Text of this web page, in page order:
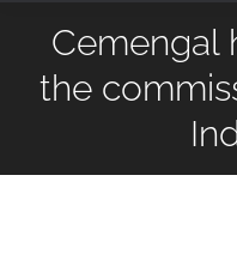
Cemengal
the